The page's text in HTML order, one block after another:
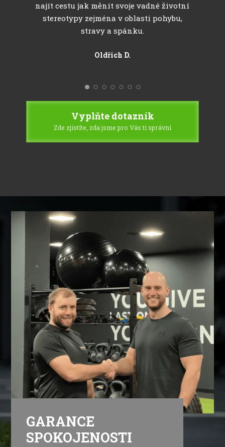
najít cestu jak měnit svoje vadné životní
stereotypy zejména v oblasti pohybu,
stravy a spánku.
Oldřich D.
Vyplňte dotazník
Zde zjistíte, zda jsme pro Vás ti správní
GARANCE
SPOKOJENOSTI